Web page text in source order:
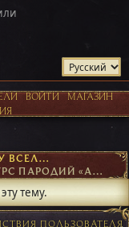
ВОЙТИ
МАГАЗИН
ПО ТУ СТОРОНУ ВСЕЛЕННОЙ
КОНКУРС ПАРОДИЙ «АРКХЕЙМСКИЕ ЮМОРЕСКИ»
тему.
ПОЛЬЗОВАТЕЛЯ